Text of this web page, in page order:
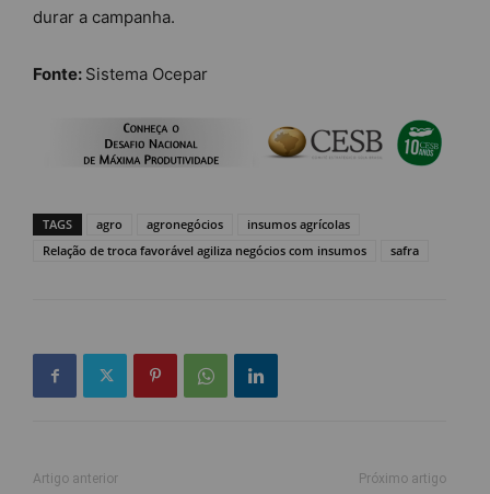
durar a campanha.
Fonte: Sistema Ocepar
TAGS agro agronegócios
insumos agrícolas
Relação de troca favorável agiliza negócios com insumos
safra
Artigo anterior Próximo artigo